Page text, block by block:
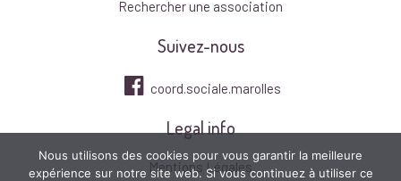
Rechercher une association
Suivez-nous
coord.sociale.marolles
Legal info
Mentions Légales
Nous utilisons des cookies pour vous garantir la meilleure
expérience sur notre site web. Si vous continuez à utiliser ce